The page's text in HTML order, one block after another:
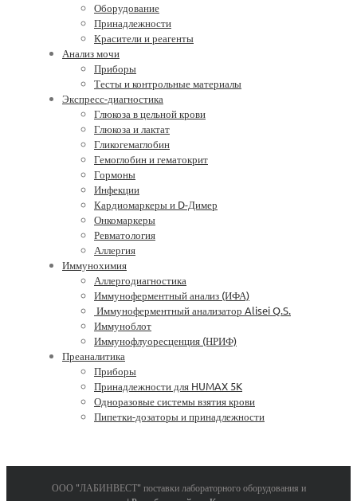
Оборудование
Принадлежности
Красители и реагенты
Анализ мочи
Приборы
Тесты и контрольные материалы
Экспресс-диагностика
Глюкоза в цельной крови
Глюкоза и лактат
Гликогемаглобин
Гемоглобин и гематокрит
Гормоны
Инфекции
Кардиомаркеры и D-Димер
Онкомаркеры
Ревматология
Аллергия
Иммунохимия
Аллергодиагностика
Иммуноферментный анализ (ИФА)
Иммуноферментный анализатор Alisei Q.S.
Иммуноблот
Иммунофлуоресценция (НРИФ)
Преаналитика
Приборы
Принадлежности для HUMAX 5K
Одноразовые системы взятия крови
Пипетки-дозаторы и принадлежности
ООО "ЛАБИНВЕСТ" поставки лабораторного оборудования и